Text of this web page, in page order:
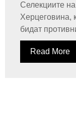
Селекциите
Херцеговина,
бидат
Read More